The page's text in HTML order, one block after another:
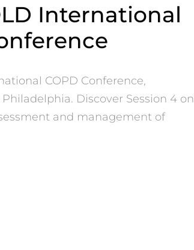
International
COPD Conference,
Discover Session 4 on
and management of